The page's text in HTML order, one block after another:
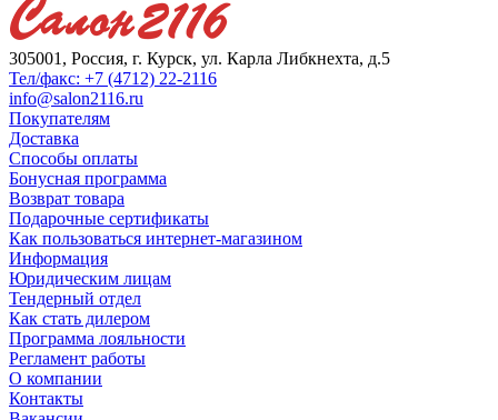
305001, Россия, г. Курск, ул. Карла Либкнехта, д.5
Тел/факс: +7 (4712) 22-2116
info@salon2116.ru
Покупателям
Доставка
Способы оплаты
Бонусная программа
Возврат товара
Подарочные сертификаты
Как пользоваться интернет-магазином
Информация
Юридическим лицам
Тендерный отдел
Как стать дилером
Программа лояльности
Регламент работы
О компании
Контакты